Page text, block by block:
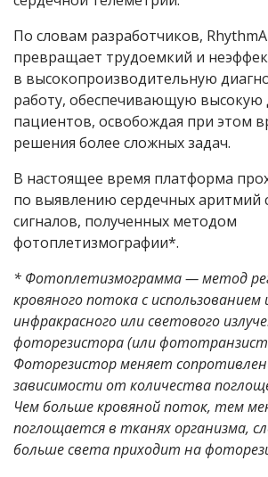
По словам разработчиков,
превращает трудоемкий и
в высокопроизводительную
работу, обеспечивающую высокую
пациентов, освобождая при этом
решения более сложных задач.
В настоящее время платформа
по выявлению сердечных
сигналов, полученных методом
фотоплетизмографии*.
* Фотоплетизмограмма — метод
кровяного потока с
инфракрасного или светового
фоторезистора (или
Фоторезистор меняет
зависимости от количества
Чем больше кровяной поток, тем
поглощается в тканях организма,
больше света приходит на